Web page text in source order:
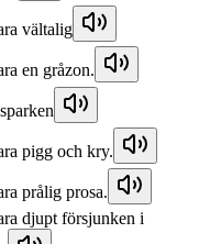
vältalig
en gråzon.
pigg och kry.
prålig prosa.
djupt försjunken i